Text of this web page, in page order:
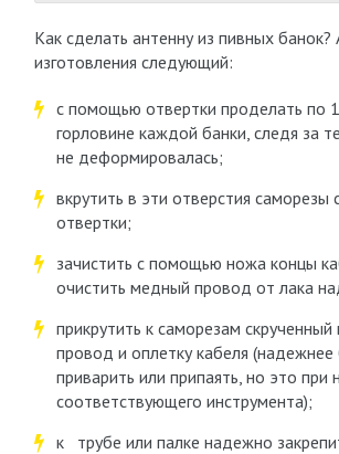
Как сделать антенну из пивных банок?
изготовления следующий:
с помощью отвертки проделать по
горловине каждой банки, следя за
не деформировалась;
вкрутить в эти отверстия
отвертки;
зачистить с помощью ножа концы
очистить медный провод от лака
прикрутить к саморезам скрученный
провод и оплетку кабеля (надежнее
приварить или припаять, но это при
соответствующего инструмента);
к трубе или палке надежно